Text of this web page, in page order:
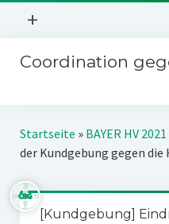
Menü
+
Mitmachen
Über uns
Kontakt
Impressum
Coordination
Kampagnen
Stichwort BAYER
Startseite » BAYER HV 2021
der Kundgebung gegen die
[Kundgebung]